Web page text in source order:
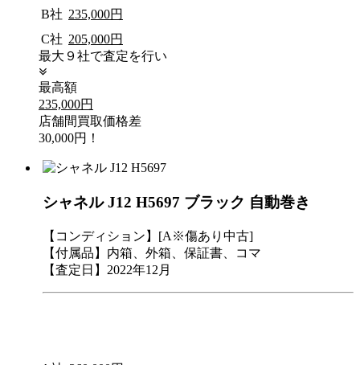
B社 235,000円
C社 205,000円
最大９社で査定を行い
最高額
235,000円
店舗間買取価格差
30,000円！
シャネル J12 H5697 ブラック 自動巻き
【コンディション】[A※傷あり中古]
【付属品】内箱、外箱、保証書、コマ
【査定日】2022年12月